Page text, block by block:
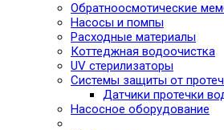
Обратноосмотические
Насосы и помпы
Расходные материалы
Коттеджная водоочистка
UV стерилизаторы
Системы защиты от
Датчики протечки
Насосное оборудование